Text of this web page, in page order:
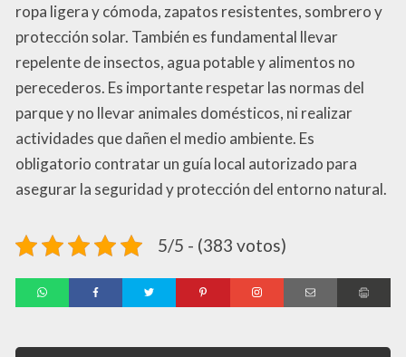
ropa ligera y cómoda, zapatos resistentes, sombrero y
protección solar. También es fundamental llevar
repelente de insectos, agua potable y alimentos no
perecederos. Es importante respetar las normas del
parque y no llevar animales domésticos, ni realizar
actividades que dañen el medio ambiente. Es
obligatorio contratar un guía local autorizado para
asegurar la seguridad y protección del entorno natural.
5/5 - (383 votos)